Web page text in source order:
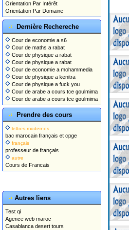
Orientation Par Intérêt
Orientation Par Domaine
Dernière Rechereche
Cour de economie a s6
Cour de maths a rabat
Cour de physique a rabat
Cour de physique a rabat
Cour de economie a mohammedia
Cour de physique a kenitra
Cour de physique a fuck you
Cour de arabe a cours tce goulmima
Cour de arabe a cours tce goulmima
Prendre des cours
lettres modernes
bac marocain français et cpge
français
professeur de français
autre
Cours de Francais
Autres liens
Test qi
Agence web maroc
Casablanca desert tours